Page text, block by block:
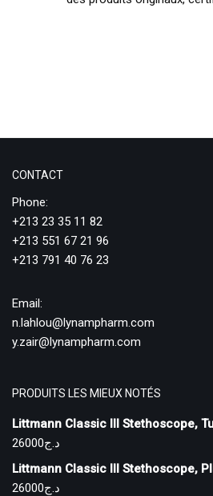
CONTACT
Phone:
+213 23 35 11 82
+213 551 67 21 96
+213 791 40 76 23
Email:
n.lahlou@lynampharm.com
y.zair@lynampharm.com
PRODUITS LES MIEUX NOTÉS
Littmann Classic III Stethoscope,
د.ج26000
Littmann Classic III Stethoscope,
د.ج26000